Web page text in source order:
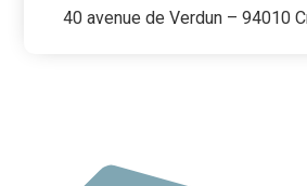
40 avenue de Verdun – 94010